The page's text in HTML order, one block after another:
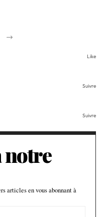
Like
Suivre
Suivre
notre
articles en vous abonnant à